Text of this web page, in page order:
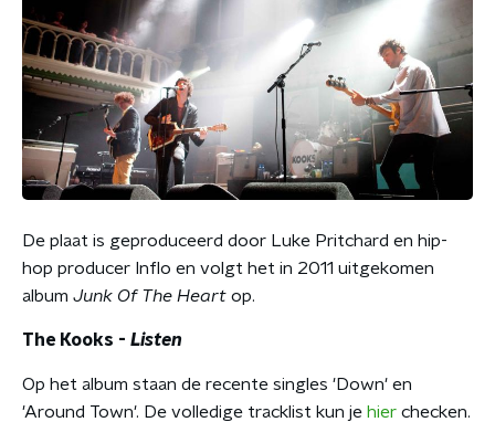
De plaat is geproduceerd door Luke Pritchard en hip-
hop producer Inflo en volgt het in 2011 uitgekomen
album Junk Of The Heart op.
The Kooks - Listen
Op het album staan de recente singles 'Down' en
'Around Town'. De volledige tracklist kun je hier checken.